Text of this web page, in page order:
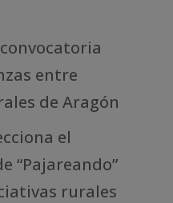
convocatoria
entre
de Aragón
el
“Pajareando”
rurales